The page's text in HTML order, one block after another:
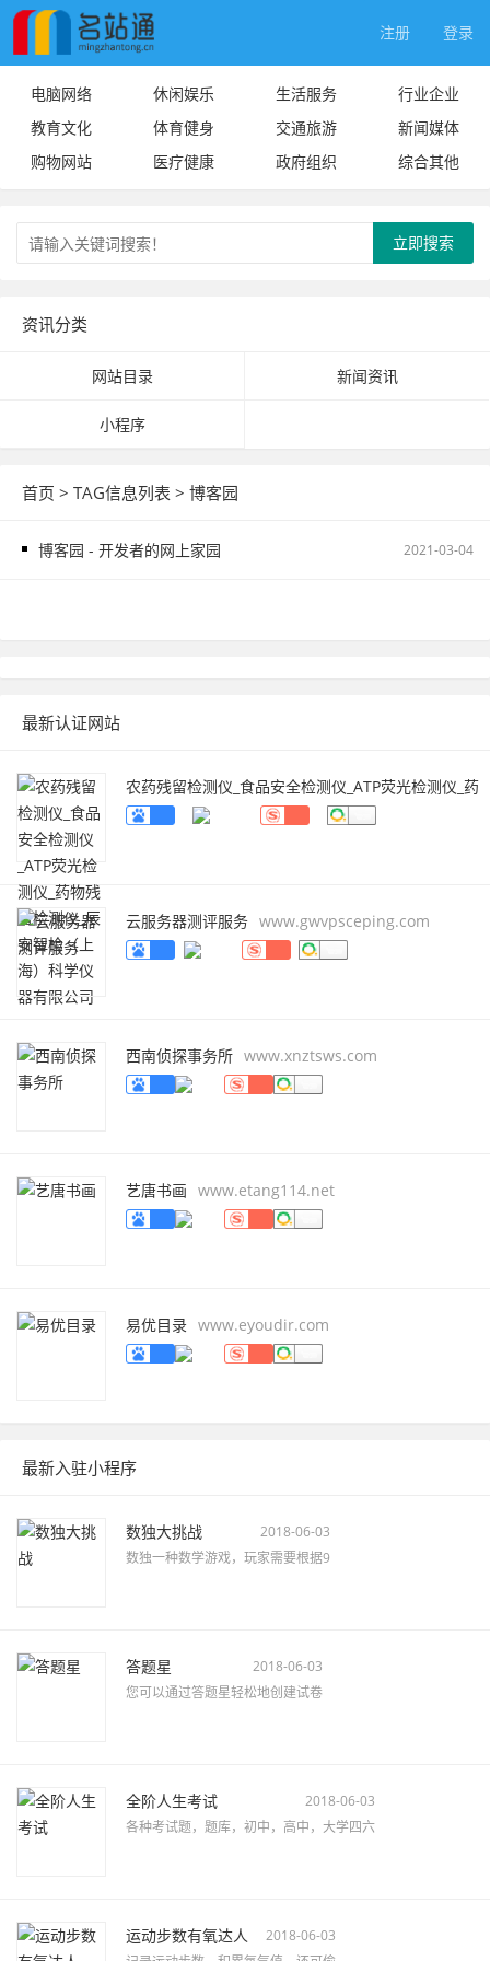
注册 登录
电脑网络 休闲娱乐 生活服务
行业企业
教育文化
体育健身 交通旅游
新闻媒体
购物网站
医疗健康 政府组织 综合其他
立即搜索
资讯分类
网站目录 新闻资讯
小程序
首页 > TAG信息列表 > 博客园
博客园 - 开发者的网上家园 2021-03-04
最新认证网站
农药残留检测仪_食品安全检测仪_ATP荧光检测仪_药
物残留检测仪_辰安智检（上海）科学仪器有限公
云服务器测评服务 www.gwvpsceping.com
西南侦探事务所 www.xnztsws.com
艺唐书画 www.etang114.net
易优目录 www.eyoudir.com
最新入驻小程序
数独大挑战
2018-06-03
数独一种数学游戏，玩家需要根据9
答题星
2018-06-03
您可以通过答题星轻松地创建试卷
全阶人生考试
2018-06-03
各种考试题，题库，初中，高中，大学四六
运动步数有氧达人
2018-06-03